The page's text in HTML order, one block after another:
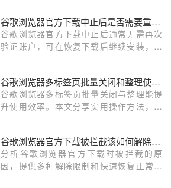
谷歌浏览器官方下载中止后是否需要重新验证账户
谷歌浏览器官方下载中止后通常无需再次
验证账户，可在恢复下载后继续安装，如
谷歌浏览器多标签页批量关闭和整理使用教程
谷歌浏览器多标签页批量关闭与整理能提
升使用效率。本文分享实用操作方法，帮
谷歌浏览器官方下载被拦截该如何解除限制
分析谷歌浏览器官方下载时被拦截的原
因，提供多种解除限制和快速恢复正常访